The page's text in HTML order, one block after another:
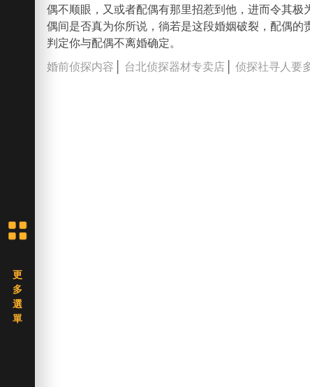
偶不顺眼，又或者配偶有那里招惹到他，进而令其
偶间是否真为你所说，徜若是这段婚姻破裂，配偶
判定你与配偶不离婚确定。
婚前侦探内容
台北侦探器材专卖店 │侦探社寻人要